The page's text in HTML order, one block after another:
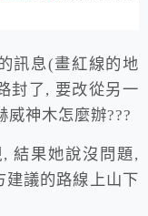
訊息(畫紅線的地
了, 要改從另一
威神木怎麼辦???
結果她說沒問題,
建議的路線上山下